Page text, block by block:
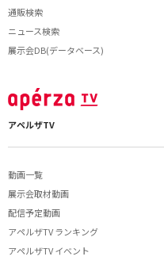
通販検索
ニュース検索
展示会DB(データベース)
アペルザTV
動画一覧
展示会取材動画
配信予定動画
アペルザTV ランキング
アペルザTV イベント